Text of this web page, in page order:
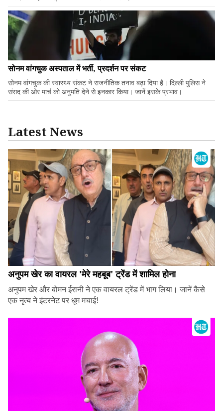
सोनम वांगचुक अस्पताल में भर्ती, प्रदर्शन पर संकट
सोनम वांगचुक की स्वास्थ्य संकट ने राजनीतिक तनाव बढ़ा दिया है। दिल्ली पुलिस ने
संसद की ओर मार्च को अनुमति देने से इनकार किया। जानें इसके प्रभाव।
Latest News
अनुपम खेर का वायरल 'मेरे महबूब' ट्रेंड में शामिल होना
अनुपम खेर और बोमन ईरानी ने एक वायरल ट्रेंड में भाग लिया। जानें कैसे
एक नृत्य ने इंटरनेट पर धूम मचाई!